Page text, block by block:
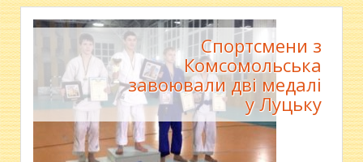
Спортсмени з
Комсомольська
завоювали дві медалі
у Луцьку